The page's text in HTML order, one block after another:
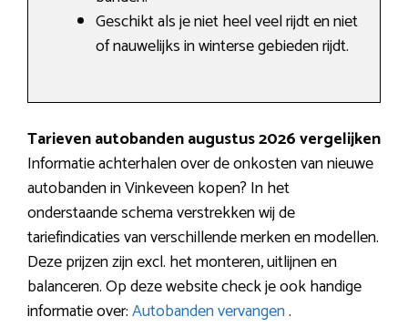
Geschikt als je niet heel veel rijdt en niet
of nauwelijks in winterse gebieden rijdt.
Tarieven autobanden augustus 2026 vergelijken
Informatie achterhalen over de onkosten van nieuwe
autobanden in Vinkeveen kopen? In het
onderstaande schema verstrekken wij de
tariefindicaties van verschillende merken en modellen.
Deze prijzen zijn excl. het monteren, uitlijnen en
balanceren. Op deze website check je ook handige
informatie over:Autobanden vervangen.